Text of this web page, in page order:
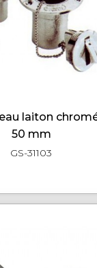
APERÇU RAPIDE
50 mm
GS-31103